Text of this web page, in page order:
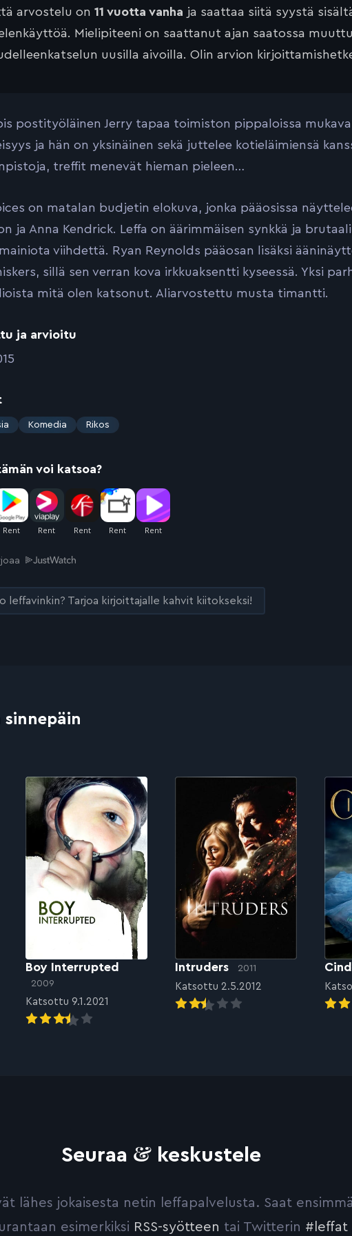
arvostelu on 11 vuotta vanha ja saattaa siitä syystä
Mielipiteeni on saattanut ajan saatossa
uusilla aivoilla. Olin arvion
postityöläinen Jerry tapaa toimiston pippaloissa
ja hän on yksinäinen sekä juttelee kotieläimiensä
treffit menevät hieman pieleen…
on matalan budjetin elokuva, jonka pääosissa
ja Anna Kendrick. Leffa on äärimmäisen synkkä ja
viihdettä. Ryan Reynolds pääosan lisäksi
sillä sen verran kova irkkuaksentti kyseessä. Yksi
mitä olen katsonut. Aliarvostettu musta timantti.
ja arvioitu
Komedia Rikos
voi katsoa?
leffavinkin? Tarjoa kirjoittajalle kahvit kiitokseksi!
Boy Interrupted
2009
Katsottu 9.1.2021
Intruders 2011
Katsottu 2.5.2012
Seuraa & keskustele
lähes jokaisesta netin leffapalvelusta. Saat
esimerkiksi RSS-syötteen tai Twitterin #leffat